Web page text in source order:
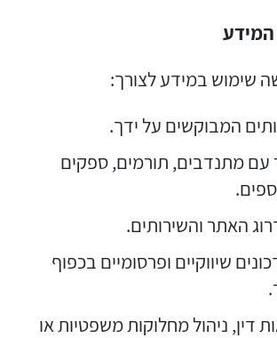
המידע
שימוש במידע לצורך:
המבוקשים על ידך.
עם מתנדבים, תורמים, ספקים
האתר והשירותים.
שיווקיים ופרסומיים בכפוף
דין, ניהול מחלוקות משפטיות או